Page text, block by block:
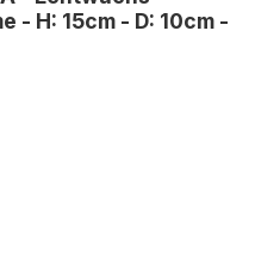
- H: 15cm - D: 10cm -